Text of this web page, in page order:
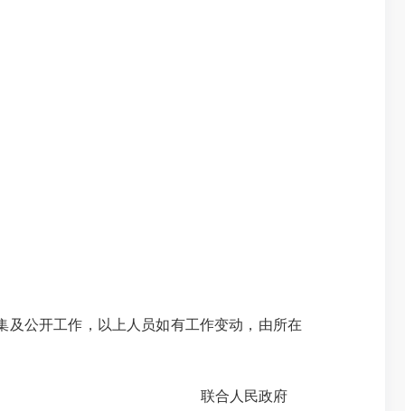
公开工作，以上人员如有工作变动，由所在
联合人民政府